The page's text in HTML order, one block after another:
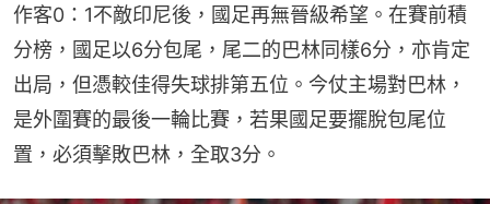
作客0：1不敵印尼後，國足再無晉級希望。在賽前積
分榜，國足以6分包尾，尾二的巴林同樣6分，亦肯定
出局，但憑較佳得失球排第五位。今仗主場對巴林，
是外圍賽的最後一輪比賽，若果國足要擺脫包尾位
置，必須擊敗巴林，全取3分。